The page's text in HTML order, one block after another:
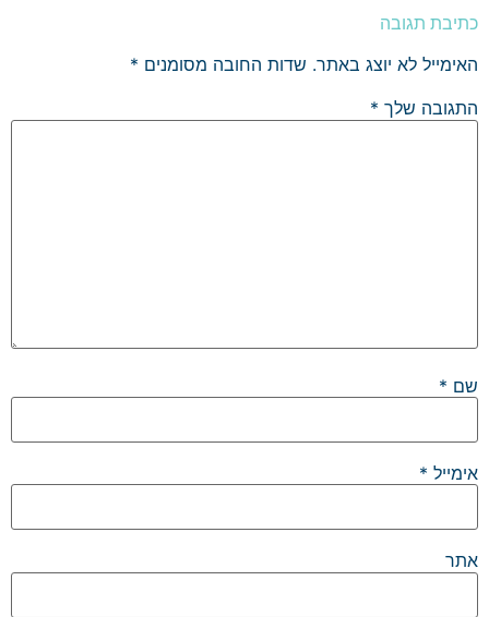
כתיבת תגובה
האימייל לא יוצג באתר. שדות החובה מסומנים *
התגובה שלך *
שם *
אימייל *
אתר